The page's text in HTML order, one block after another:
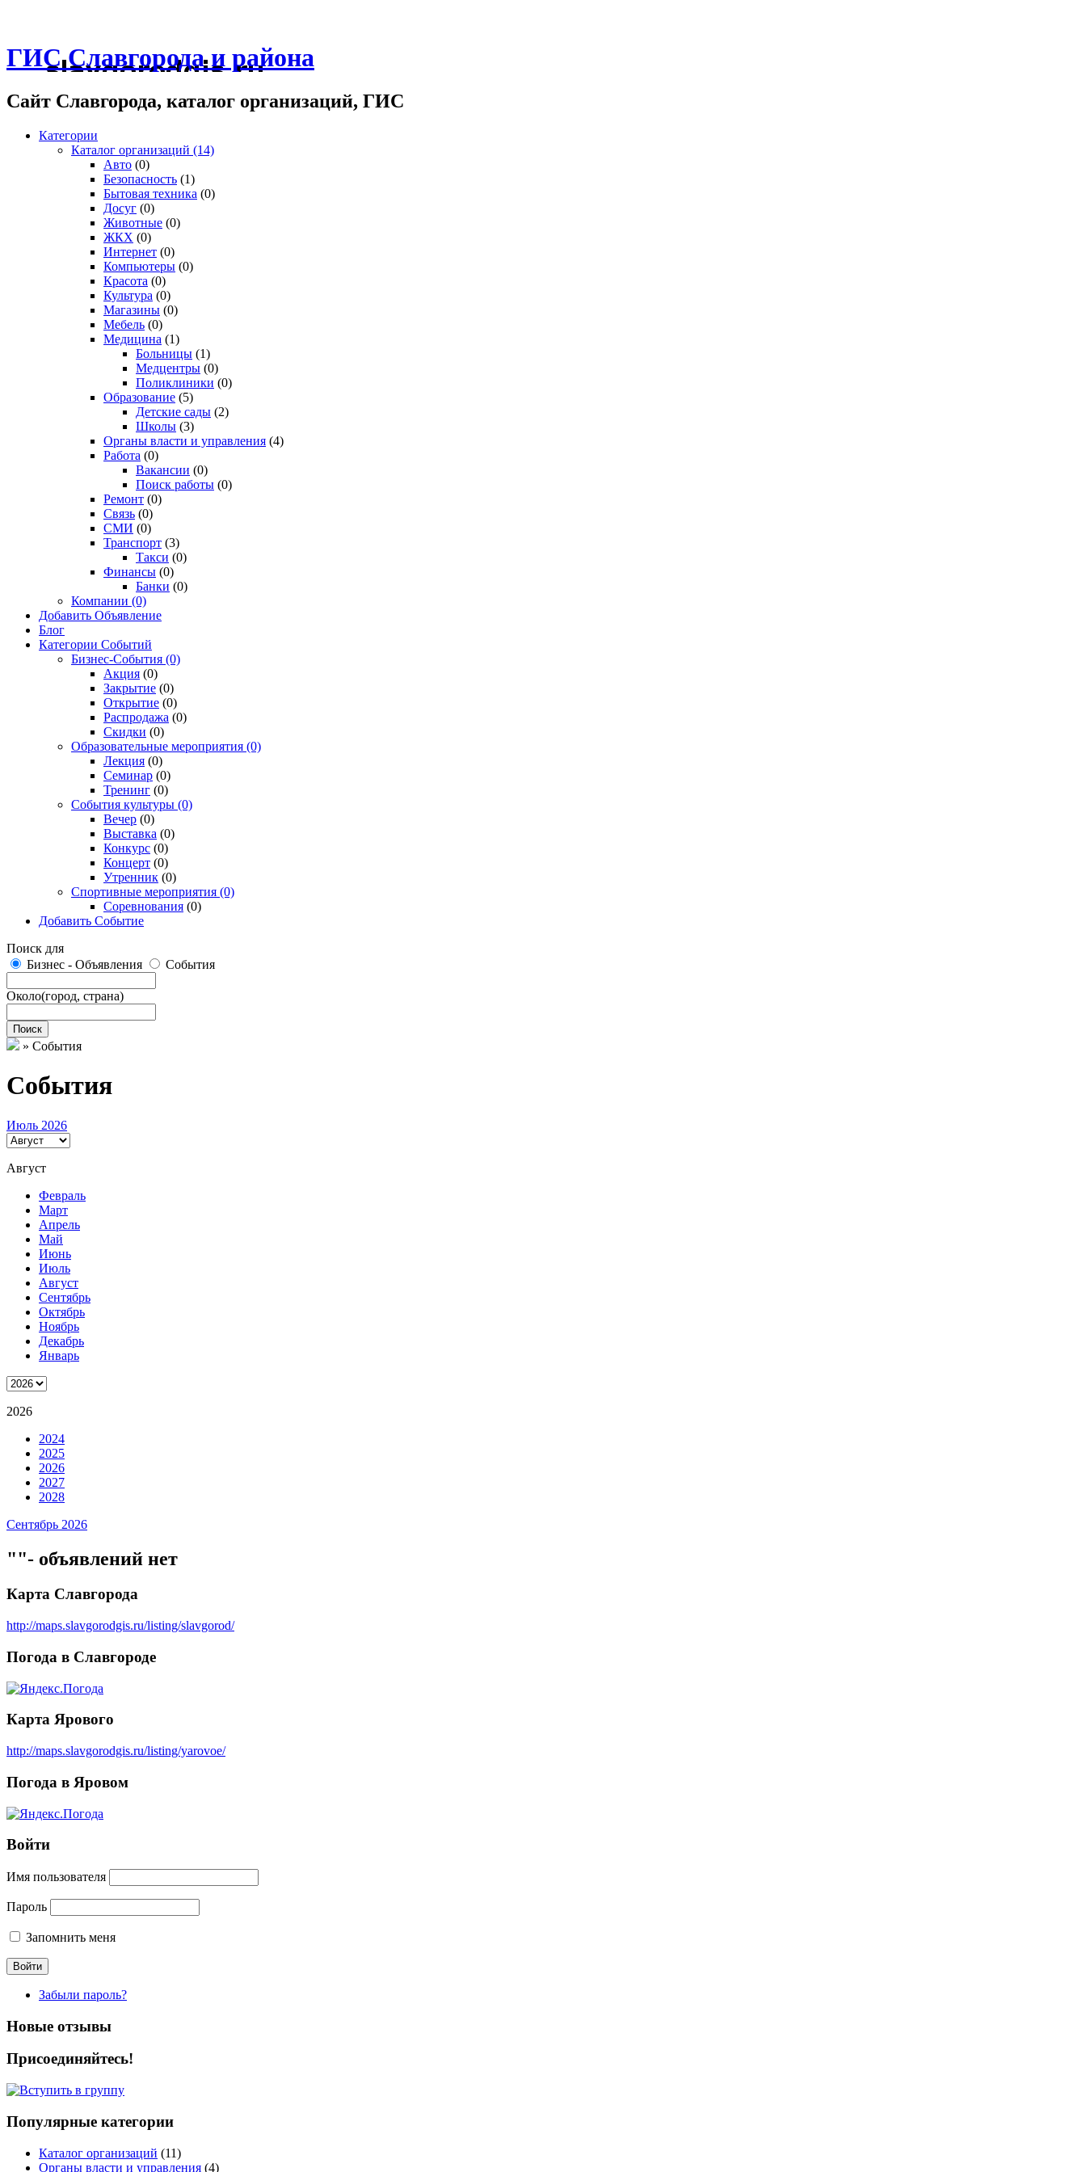
ГИС Славгорода и района
Сайт Славгорода, каталог организаций, ГИС
Категории
Каталог организаций (14)
Авто (0)
Безопасность (1)
Бытовая техника (0)
Досуг (0)
Животные (0)
ЖКХ (0)
Интернет (0)
Компьютеры (0)
Красота (0)
Культура (0)
Магазины (0)
Мебель (0)
Медицина (1)
Больницы (1)
Медцентры (0)
Поликлиники (0)
Образование (5)
Детские сады (2)
Школы (3)
Органы власти и управления (4)
Работа (0)
Вакансии (0)
Поиск работы (0)
Ремонт (0)
Связь (0)
СМИ (0)
Транспорт (3)
Такси (0)
Финансы (0)
Банки (0)
Компании (0)
Добавить Объявление
Блог
Категории Событий
Бизнес-События (0)
Акция (0)
Закрытие (0)
Открытие (0)
Распродажа (0)
Скидки (0)
Образовательные мероприятия (0)
Лекция (0)
Семинар (0)
Тренинг (0)
События культуры (0)
Вечер (0)
Выставка (0)
Конкурс (0)
Концерт (0)
Утренник (0)
Спортивные мероприятия (0)
Соревнования (0)
Добавить Событие
Поиск для
Бизнес - Объявления
События
Около(город, страна)
Поиск
» События
События
Июль 2026
Август
Февраль
Март
Апрель
Май
Июнь
Июль
Август
Сентябрь
Октябрь
Ноябрь
Декабрь
Январь
2026
2024
2025
2026
2027
2028
Сентябрь 2026
""- объявлений нет
Карта Славгорода
http://maps.slavgorodgis.ru/listing/slavgorod/
Погода в Славгороде
Карта Ярового
http://maps.slavgorodgis.ru/listing/yarovoe/
Погода в Яровом
Войти
Имя пользователя
Пароль
Запомнить меня
Забыли пароль?
Новые отзывы
Присоединяйтесь!
Популярные категории
Каталог организаций (11)
Органы власти и управления (4)